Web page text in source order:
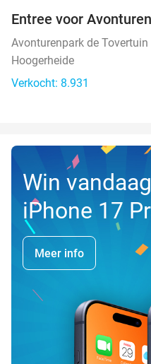
TODAY
Entree voor
Avonturenpark de Tovertuin
Hoogerheide
Verkocht: 8.931
Win
iPhone 17
Meer info